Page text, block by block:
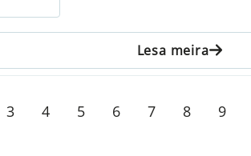
Lesa meira
3 4 5 6 7 8 9